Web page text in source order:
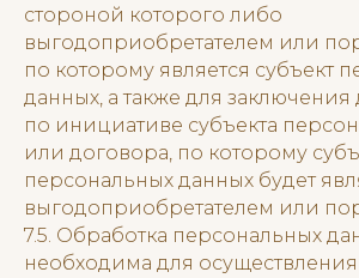
стороной которого либо
выгодоприобретателем или
по которому является субъект
данных, а также для заключения
по инициативе субъекта
или договора, по которому
персональных данных будет
выгодоприобретателем или
7.5. Обработка персональных
необходима для